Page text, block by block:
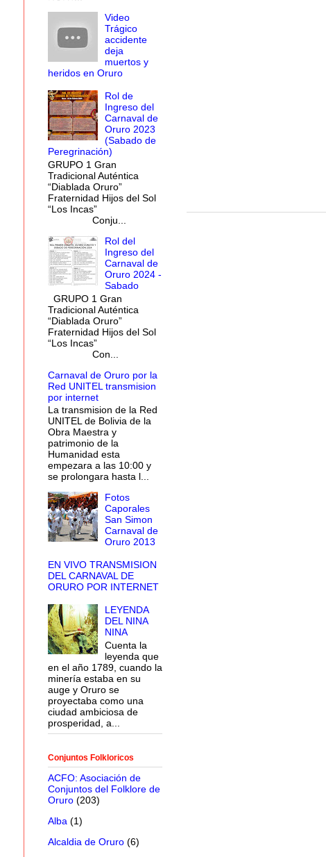
Video
Trágico
accidente
deja
muertos y
heridos en Oruro
Rol de
Ingreso del
Carnaval de
Oruro 2023
(Sabado de
Peregrinación)
GRUPO 1 Gran
Tradicional Auténtica
“Diablada Oruro”
Fraternidad Hijos del Sol
“Los Incas”
Conju...
Rol del
Ingreso del
Carnaval de
Oruro 2024 -
Sabado
GRUPO 1 Gran
Tradicional Auténtica
“Diablada Oruro”
Fraternidad Hijos del Sol
“Los Incas”
Con...
Carnaval de Oruro por la
Red UNITEL transmision
por internet
La transmision de la Red
UNITEL de Bolivia de la
Obra Maestra y
patrimonio de la
Humanidad esta
empezara a las 10:00 y
se prolongara hasta l...
Fotos
Caporales
San Simon
Carnaval de
Oruro 2013
EN VIVO TRANSMISION
DEL CARNAVAL DE
ORURO POR INTERNET
LEYENDA
DEL NINA
NINA
Cuenta la
leyenda que
en el año 1789, cuando la
minería estaba en su
auge y Oruro se
proyectaba como una
ciudad ambiciosa de
prosperidad, a...
Conjuntos Folkloricos
ACFO: Asociación de
Conjuntos del Folklore de
Oruro (203)
Alba (1)
Alcaldia de Oruro (6)